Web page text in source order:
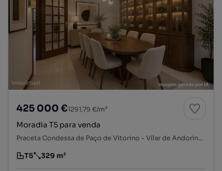
425 000 €1291,79 €/m²
Moradia T5 para venda
Praceta Condessa de Paço de Vitorino - Vilar de Andorinho, Centro, Vilar de Andorinho, Vila Nova de Gaia, Porto
Tipologia
T5
Preço por metro quadrado
329 m²